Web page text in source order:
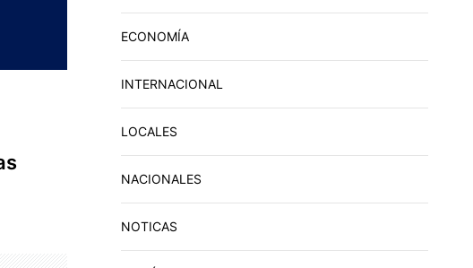
ECONOMÍA
INTERNACIONAL
LOCALES
NACIONALES
NOTICAS